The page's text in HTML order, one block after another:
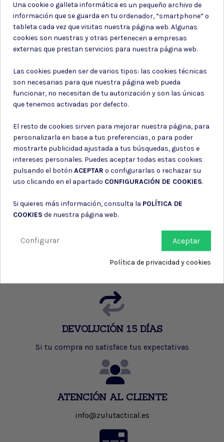
Envío 24-48 horas gratuito a partir de250 €(solo península
DEVOLUCIÓN 15 DÍAS
Si tu compra no satisface tus expectativas
ATENCIÓN AL CLIENTE
info@zulutactical.es
Una cookie o galleta informática es un pequeño archivo de
información que se guarda en tu ordenador, “smartphone” o
tableta cada vez que visitas nuestra página web. Algunas
cookies son nuestras y otras pertenecen a empresas
externas que prestan servicios para nuestra página web.
Las cookies pueden ser de varios tipos: las cookies técnicas
son necesarias para que nuestra página web pueda
funcionar, no necesitan de tu autorización y son las únicas
que tenemos activadas por defecto.
El resto de cookies sirven para mejorar nuestra página, para
personalizarla en base a tus preferencias, o para poder
mostrarte publicidad ajustada a tus búsquedas, gustos e
intereses personales. Puedes aceptar todas estas cookies
pulsando el botón ACEPTAR o configurarlas o rechazar su
uso clicando en el apartado CONFIGURACIÓN DE COOKIES.
Si quieres más información, consulta la POLÍTICA DE
COOKIES de nuestra página web.
Aceptar
Configurar
Política de privacidad y cookies